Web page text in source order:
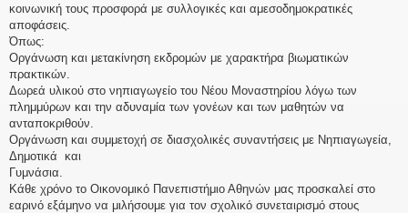
κοινωνική τους προσφορά με συλλογικές και αμεσοδημοκρατικές
αποφάσεις.
Οργάνωση και μετακίνηση εκδρομών με χαρακτήρα βιωματικών
Δωρεά υλικού στο νηπιαγωγείο του Νέου Μοναστηρίου λόγω των
πλημμύρων και την αδυναμία των γονέων και των μαθητών να
Οργάνωση και συμμετοχή σε διασχολικές συναντήσεις με Νηπιαγωγεία,
Δημοτικά και
Κάθε χρόνο το Οικονομικό Πανεπιστήμιο Αθηνών μας προσκαλεί στο
εαρινό εξάμηνο να μιλήσουμε για τον σχολικό συνεταιρισμό στους